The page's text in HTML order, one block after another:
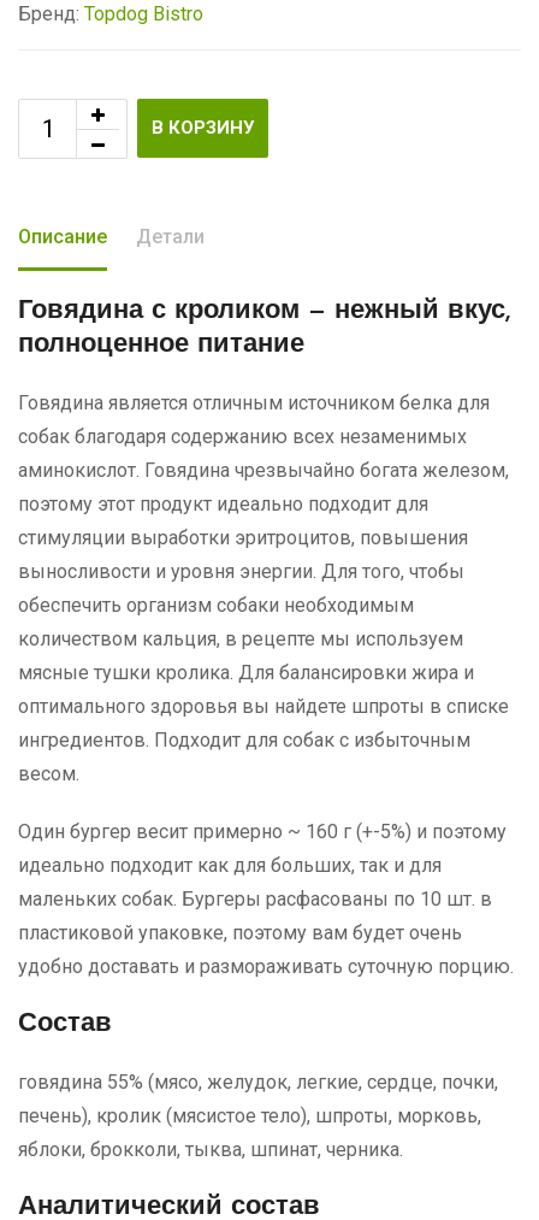
Бренд: Topdog Bistro
В КОРЗИНУ
Описание Детали
Говядина с кроликом — нежный вкус,
полноценное питание
Говядина является отличным источником белка для
собак благодаря содержанию всех незаменимых
аминокислот. Говядина чрезвычайно богата железом,
поэтому этот продукт идеально подходит для
стимуляции выработки эритроцитов, повышения
выносливости и уровня энергии. Для того, чтобы
обеспечить организм собаки необходимым
количеством кальция, в рецепте мы используем
мясные тушки кролика. Для балансировки жира и
оптимального здоровья вы найдете шпроты в списке
ингредиентов. Подходит для собак с избыточным
весом.
Один бургер весит примерно ~ 160 г (+-5%) и поэтому
идеально подходит как для больших, так и для
маленьких собак. Бургеры расфасованы по 10 шт. в
пластиковой упаковке, поэтому вам будет очень
удобно доставать и размораживать суточную порцию.
Состав
говядина 55% (мясо, желудок, легкие, сердце, почки,
печень), кролик (мясистое тело), ​​шпроты, морковь,
яблоки, брокколи, тыква, шпинат, черника.
Аналитический состав